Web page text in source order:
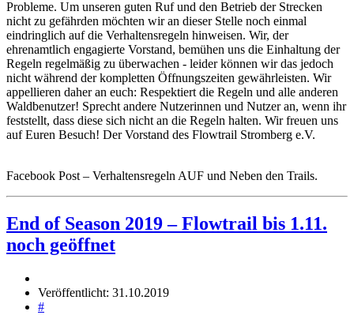
Facebook Post – Verhaltensregeln AUF und Neben den Trails.
End of Season 2019 – Flowtrail bis 1.11.
noch geöffnet
Veröffentlicht: 31.10.2019
#